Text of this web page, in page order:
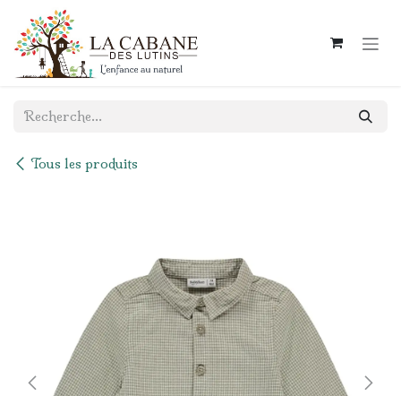
Se rendre au contenu
Tous les produits